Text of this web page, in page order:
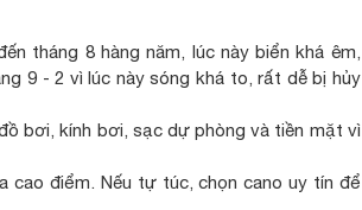
tháng 8 hàng năm, lúc này biển khá êm,
9 - 2 vì lúc này sóng khá to, rất dễ bị hủy
bơi, kính bơi, sạc dự phòng và tiền mặt vì
cao điểm. Nếu tự túc, chọn cano uy tín để